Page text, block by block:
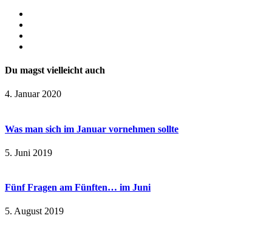
Du magst vielleicht auch
4. Januar 2020
Was man sich im Januar vornehmen sollte
5. Juni 2019
Fünf Fragen am Fünften… im Juni
5. August 2019